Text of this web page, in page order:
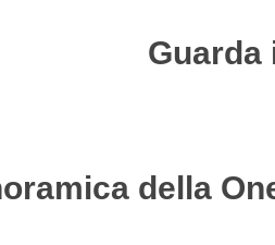
Guarda
della